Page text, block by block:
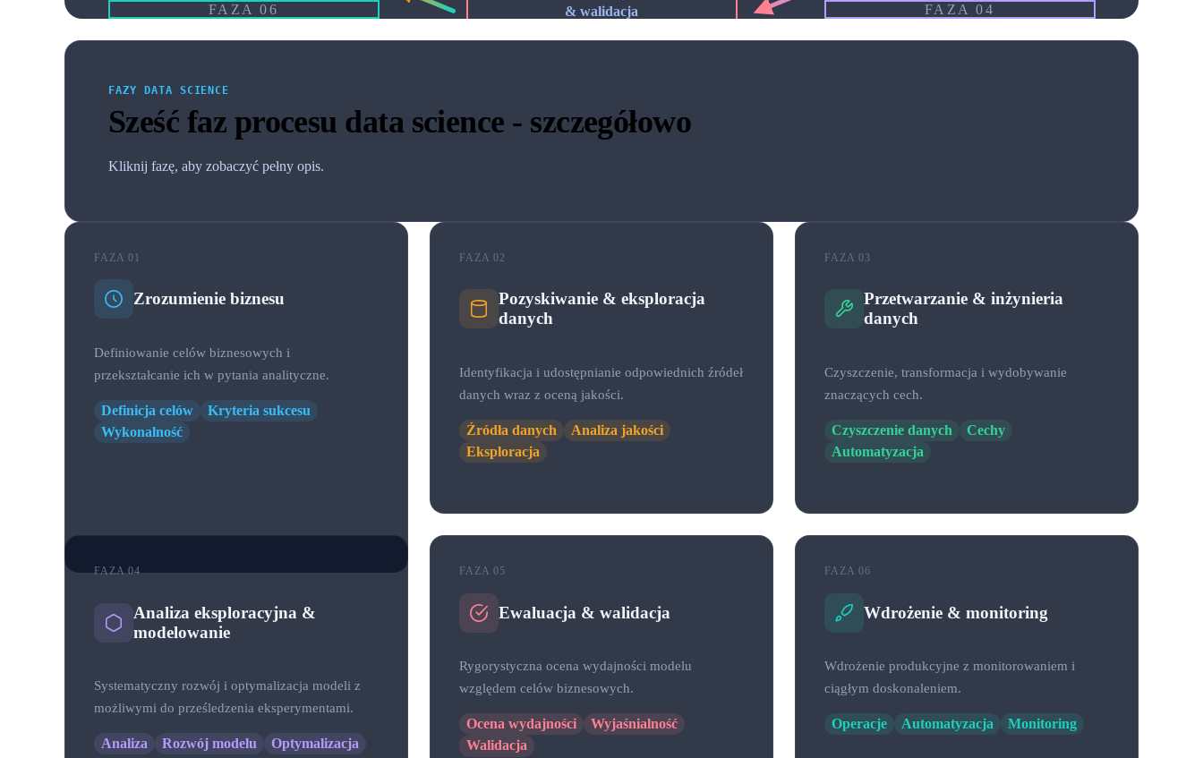
FAZA 04
& walidacja
FAZA 06
FAZY DATA SCIENCE
Sześć faz procesu data science - szczegółowo
Kliknij fazę, aby zobaczyć pełny opis.
FAZA 01
Zrozumienie biznesu
Definiowanie celów biznesowych i
przekształcanie ich w pytania analityczne.
Definicja celów
Kryteria sukcesu
Wykonalność
FAZA 02
Pozyskiwanie & eksploracja
danych
Identyfikacja i udostępnianie odpowiednich źródeł
danych wraz z oceną jakości.
Źródła danych
Analiza jakości
Eksploracja
FAZA 03
Przetwarzanie & inżynieria
danych
Czyszczenie, transformacja i wydobywanie
znaczących cech.
Czyszczenie danych
Cechy
Automatyzacja
FAZA 04
Analiza eksploracyjna &
modelowanie
Systematyczny rozwój i optymalizacja modeli z
możliwymi do prześledzenia eksperymentami.
Analiza Rozwój modelu Optymalizacja
FAZA 05
Ewaluacja & walidacja
Rygorystyczna ocena wydajności modelu
względem celów biznesowych.
Ocena wydajności
Wyjaśnialność
Walidacja
FAZA 06
Wdrożenie & monitoring
Wdrożenie produkcyjne z monitorowaniem i
ciągłym doskonaleniem.
Operacje Automatyzacja Monitoring